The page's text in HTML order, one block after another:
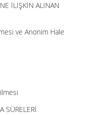
İLİŞKİN ALINAN
ve Anonim Hale
SÜRELERİ